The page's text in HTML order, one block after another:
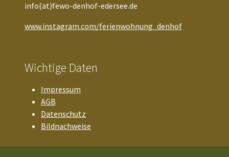
info(at)fewo-denhof-edersee.de
www.instagram.com/ferienwohnung_denhof
Wichtige Daten
Impressum
AGB
Datenschutz
Bildnachweise
Anbieter:
Cookie Laufzeit:
1 Jahr
Vimeo
Name: